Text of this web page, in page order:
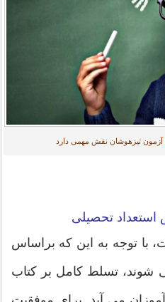
تیزهوشان نقش مهمی دارد
تحصیلی
با توجه به این که براساس
تسلط کامل بر کتاب